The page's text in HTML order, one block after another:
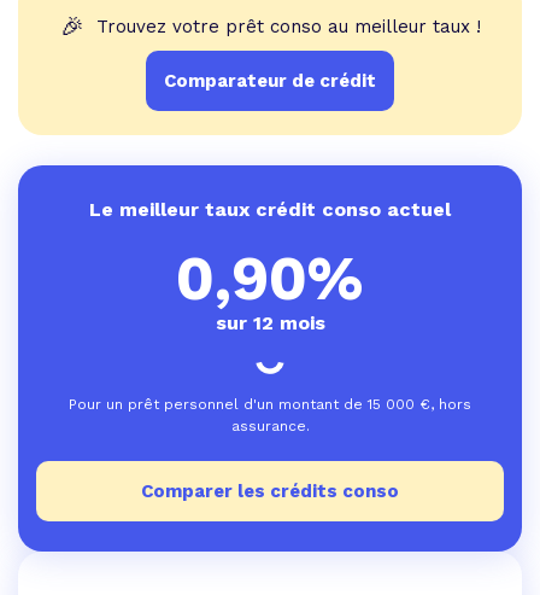
🎉 Trouvez votre prêt conso au meilleur taux !
Comparateur de crédit
Le meilleur taux crédit conso actuel
0,90%
sur 12 mois
Pour un prêt personnel d'un montant de 15 000 €, hors
assurance.
Comparer les crédits conso